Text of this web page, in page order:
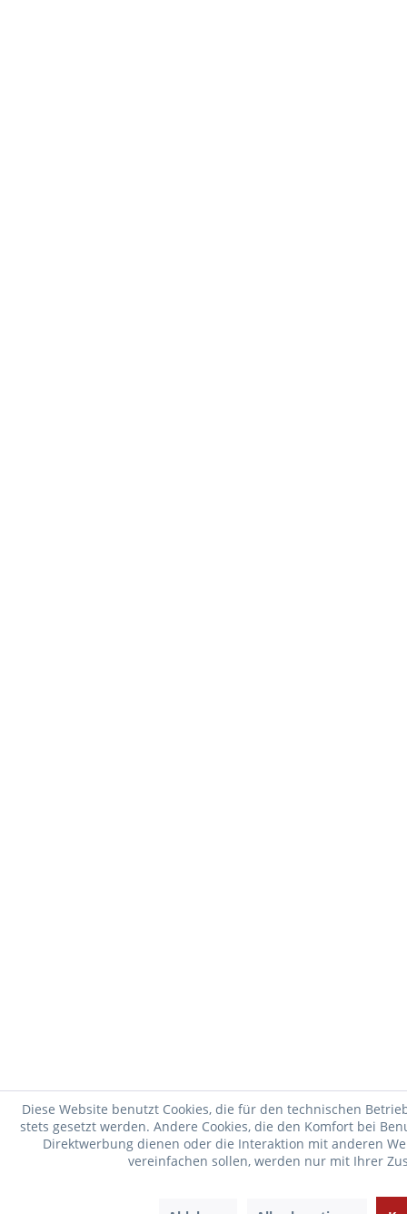
Diese Website benutzt Cookies, die für den technischen
stets gesetzt werden. Andere Cookies, die den Komfort bei
Direktwerbung dienen oder die Interaktion mit anderen
vereinfachen sollen, werden nur mit Ihrer